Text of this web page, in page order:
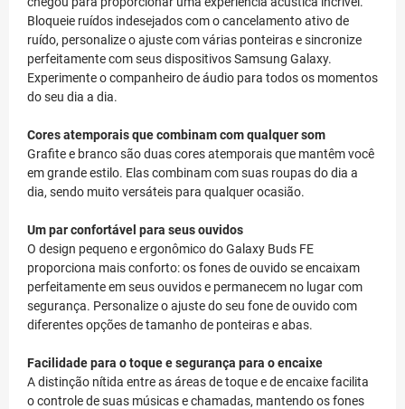
Bloqueie ruídos indesejados com o cancelamento ativo de
ruído, personalize o ajuste com várias ponteiras e sincronize
perfeitamente com seus dispositivos Samsung Galaxy.
Experimente o companheiro de áudio para todos os momentos
do seu dia a dia.
Cores atemporais que combinam com qualquer som
Grafite e branco são duas cores atemporais que mantêm você
em grande estilo. Elas combinam com suas roupas do dia a
dia, sendo muito versáteis para qualquer ocasião.
Um par confortável para seus ouvidos
O design pequeno e ergonômico do Galaxy Buds FE
proporciona mais conforto: os fones de ouvido se encaixam
perfeitamente em seus ouvidos e permanecem no lugar com
segurança. Personalize o ajuste do seu fone de ouvido com
diferentes opções de tamanho de ponteiras e abas.
Facilidade para o toque e segurança para o encaixe
A distinção nítida entre as áreas de toque e de encaixe facilita
o controle de suas músicas e chamadas, mantendo os fones